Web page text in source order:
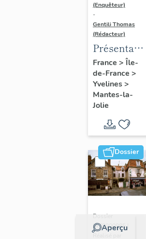
(Enquêteur)
-
Gentili Thomas
(Rédacteur)
Présentation
de l'étude
France > Île-
de-France >
Yvelines>
Mantes-la-
Jolie
Dossier
Aperçu
Dossier
IA78000985 |